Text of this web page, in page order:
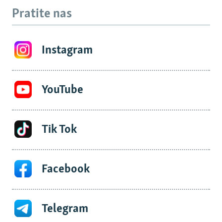
Pratite nas
Instagram
YouTube
Tik Tok
Facebook
Telegram